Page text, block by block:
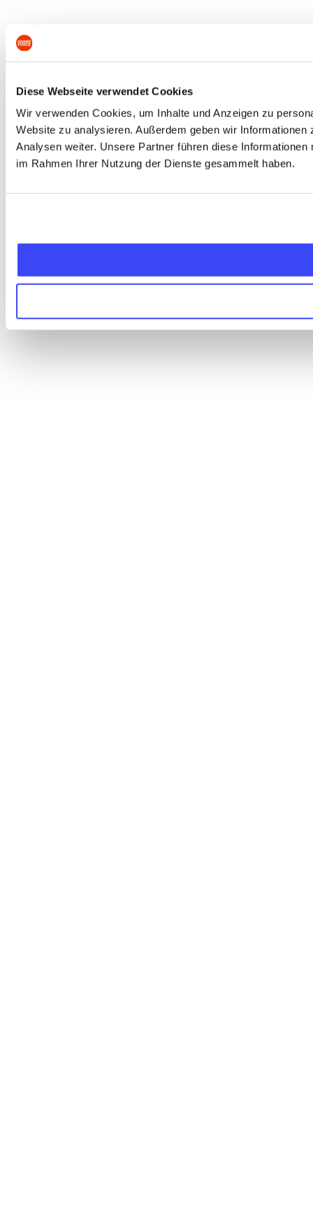
Diese Webseite verwendet Cookies
Wir verwenden Cookies, um Inhalte und Anzeigen zu
Website zu analysieren. Außerdem geben wir
Analysen weiter. Unsere Partner führen diese
im Rahmen Ihrer Nutzung der Dienste gesammelt haben.